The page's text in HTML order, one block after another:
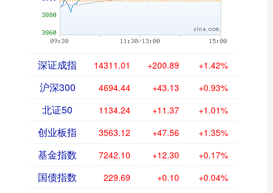
深证成指 14311.01 +200.89 +1.42%
沪深300 4694.44 +43.13 +0.93%
北证50 1134.24 +11.37 +1.01%
创业板指 3563.12 +47.56 +1.35%
基金指数 7242.10 +12.30 +0.17%
国债指数 229.69 +0.10 +0.04%